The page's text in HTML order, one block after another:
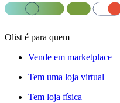
Olist é para quem
Vende em marketplace
Tem uma loja virtual
Tem loja física